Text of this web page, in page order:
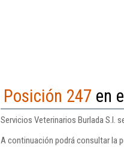
Posición 247 en
Servicios Veterinarios Burlada S.l.
A continuación podrá consultar la